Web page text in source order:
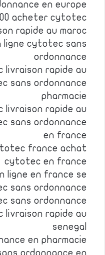
en europe
acheter cytotec
rapide au maroc
cytotec sans
ordonnance
rapide au
sans ordonnance
pharmacie
rapide au
sans ordonnance
en france
france achat
cytotec en france
ligne en france se
sans ordonnance
sans ordonnance
rapide au
senegal
en pharmacie
ordonnance en